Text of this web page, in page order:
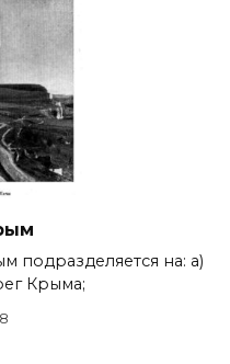
подразделяется на: а)
Крыма;